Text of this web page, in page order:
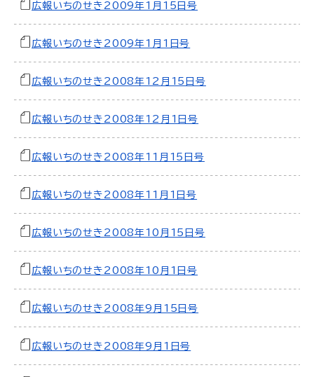
広報いちのせき2009年1月15日号
広報いちのせき2009年1月1日号
広報いちのせき2008年12月15日号
広報いちのせき2008年12月1日号
広報いちのせき2008年11月15日号
広報いちのせき2008年11月1日号
広報いちのせき2008年10月15日号
広報いちのせき2008年10月1日号
広報いちのせき2008年9月15日号
広報いちのせき2008年9月1日号